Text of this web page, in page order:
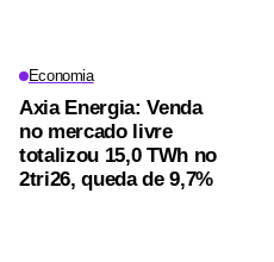
Economia
Axia Energia: Venda
no mercado livre
totalizou 15,0 TWh no
2tri26, queda de 9,7%